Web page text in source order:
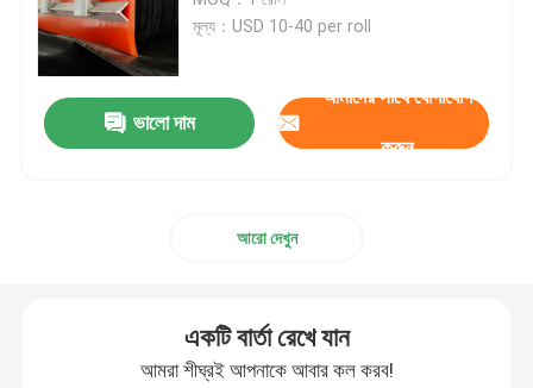
সিরামিক পুলি ল্যাগিং
কনভেয়ার পুলি ল্যাগিং
পরিবাহক প্রভাব বার
মূল্য：USD 10-40 per roll
ভালো দাম
আমাদের সাথে যোগাযোগ
করুন
আরো দেখুন
একটি বার্তা রেখে যান
আমরা শীঘ্রই আপনাকে আবার কল করব!